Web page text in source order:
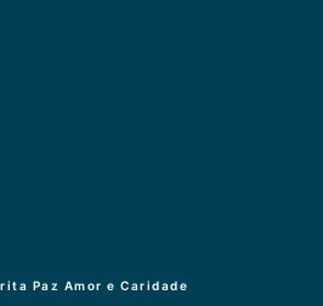
Paz Amor e Caridade